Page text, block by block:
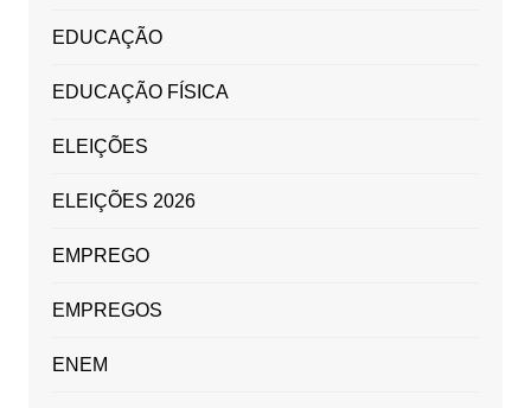
EDUCAÇÃO
EDUCAÇÃO FÍSICA
ELEIÇÕES
ELEIÇÕES 2026
EMPREGO
EMPREGOS
ENEM